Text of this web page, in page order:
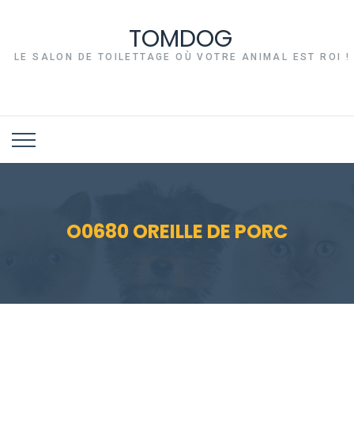
TOMDOG
LE SALON DE TOILETTAGE OÙ VOTRE ANIMAL EST ROI !
O0680 OREILLE DE PORC